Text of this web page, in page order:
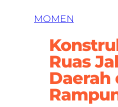
MOMEN
Ruas
Daerah